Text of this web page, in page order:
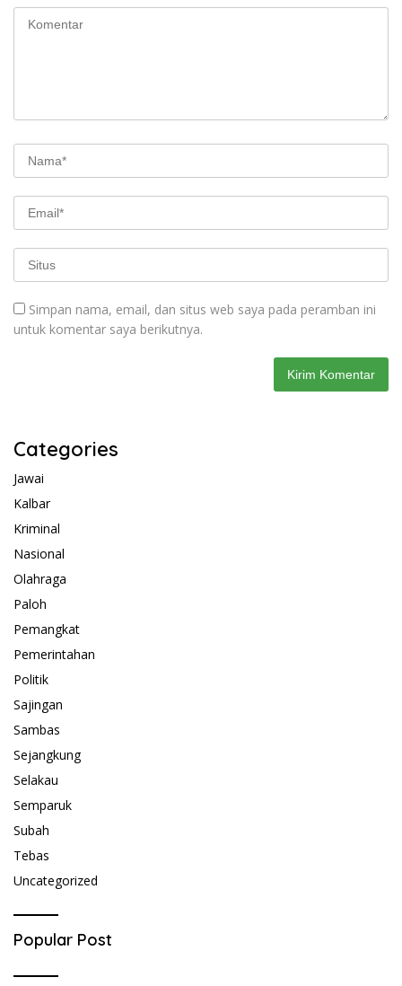
Simpan nama, email, dan situs web saya pada peramban ini
untuk komentar saya berikutnya.
Categories
Jawai
Kalbar
Kriminal
Nasional
Olahraga
Paloh
Pemangkat
Pemerintahan
Politik
Sajingan
Sambas
Sejangkung
Selakau
Semparuk
Subah
Tebas
Uncategorized
Popular Post